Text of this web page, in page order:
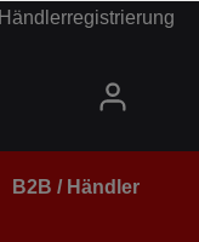
Händlerregistrierung
B2B / Händler